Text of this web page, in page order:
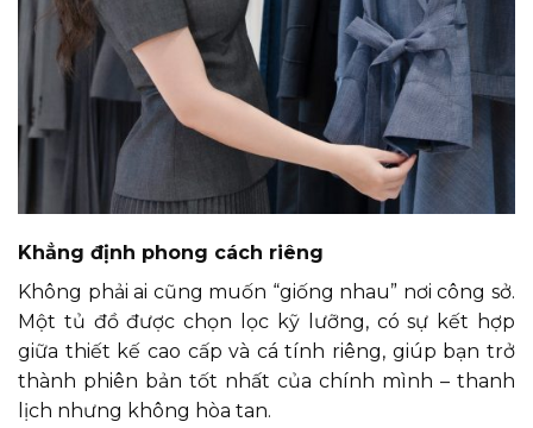
Khẳng định phong cách riêng
Không phải ai cũng muốn “giống nhau” nơi công sở.
Một tủ đồ được chọn lọc kỹ lưỡng, có sự kết hợp
giữa thiết kế cao cấp và cá tính riêng, giúp bạn trở
thành phiên bản tốt nhất của chính mình – thanh
lịch nhưng không hòa tan.